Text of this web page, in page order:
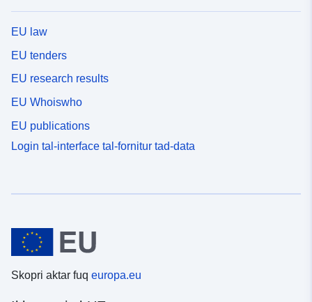
EU law
EU tenders
EU research results
EU Whoiswho
EU publications
Login tal-interface tal-fornitur tad-data
Skopri aktar fuq europa.eu